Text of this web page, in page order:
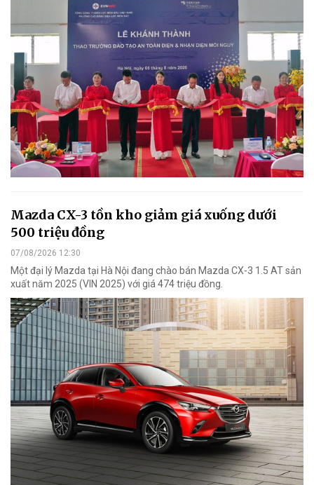
Mazda CX-3 tồn kho giảm giá xuống dưới
500 triệu đồng
07/08/2026 12:30
Một đại lý Mazda tại Hà Nội đang chào bán Mazda CX-3 1.5 AT sản
xuất năm 2025 (VIN 2025) với giá 474 triệu đồng.